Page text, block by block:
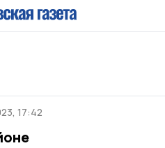
17:42